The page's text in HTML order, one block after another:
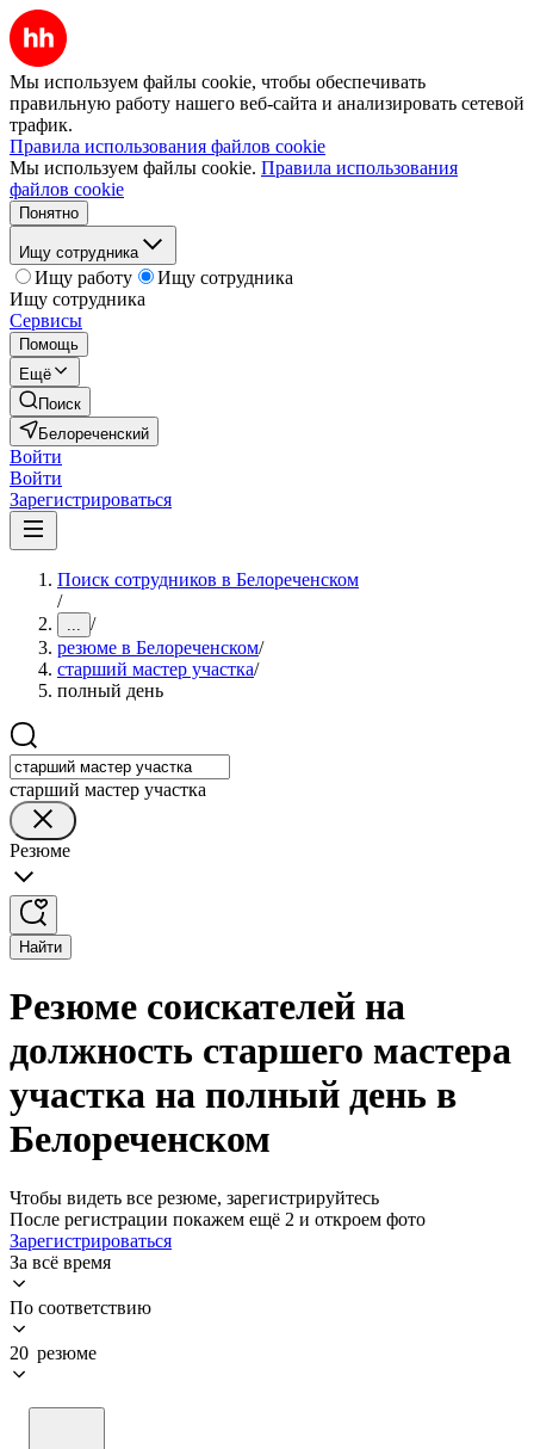
Мы используем файлы cookie, чтобы обеспечивать
правильную работу нашего веб-сайта и анализировать сетевой
трафик.
Правила использования файлов cookie
Мы используем файлы cookie. Правила использования
файлов cookie
Понятно
Ищу сотрудника
Ищу работу
Ищу сотрудника
Ищу сотрудника
Сервисы
Помощь
Ещё
Поиск
Белореченский
Войти
Войти
Зарегистрироваться
Поиск сотрудников в Белореченском
/
... /
резюме в Белореченском/
старший мастер участка/
полный день
старший мастер участка
Резюме
Найти
Резюме соискателей на
должность старшего мастера
участка на полный день в
Белореченском
Чтобы видеть все резюме, зарегистрируйтесь
После регистрации покажем ещё 2 и откроем фото
Зарегистрироваться
За всё время
По соответствию
20 резюме